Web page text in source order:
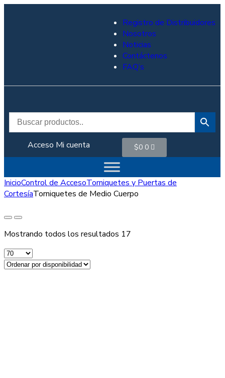
Registro de Distribuidores
Nosotros
Noticias
Contáctenos
FAQ’s
Acceso Mi cuenta $0 0
InicioControl de AccesoTorniquetes y Puertas de
CortesíaTorniquetes de Medio Cuerpo
Mostrando todos los resultados 17